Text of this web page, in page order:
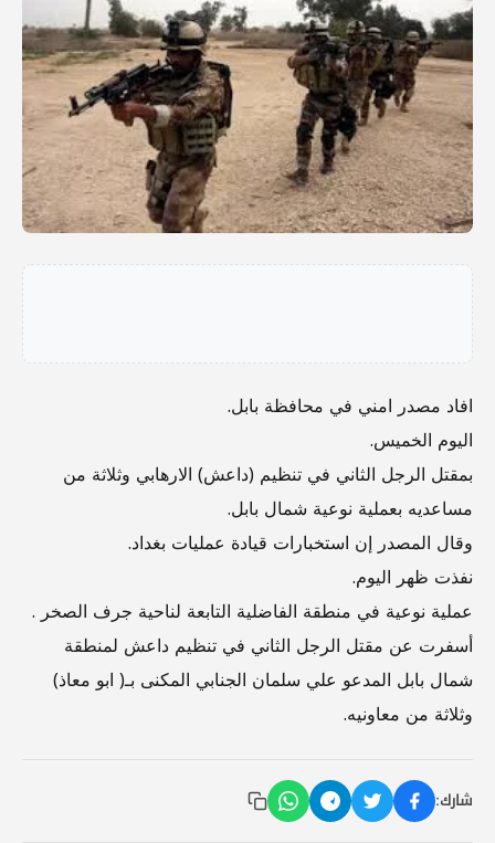
افاد مصدر امني في محافظة بابل.
اليوم الخميس.
بمقتل الرجل الثاني في تنظيم (داعش) الارهابي وثلاثة من
مساعديه بعملية نوعية شمال بابل.
وقال المصدر إن استخبارات قيادة عمليات بغداد.
نفذت ظهر اليوم.
عملية نوعية في منطقة الفاضلية التابعة لناحية جرف الصخر .
أسفرت عن مقتل الرجل الثاني في تنظيم داعش لمنطقة
شمال بابل المدعو علي سلمان الجنابي المكنى بـ( ابو معاذ)
وثلاثة من معاونيه.
شارك: